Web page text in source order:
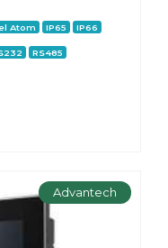
Atom IP65 IP66
RS485
Advantech